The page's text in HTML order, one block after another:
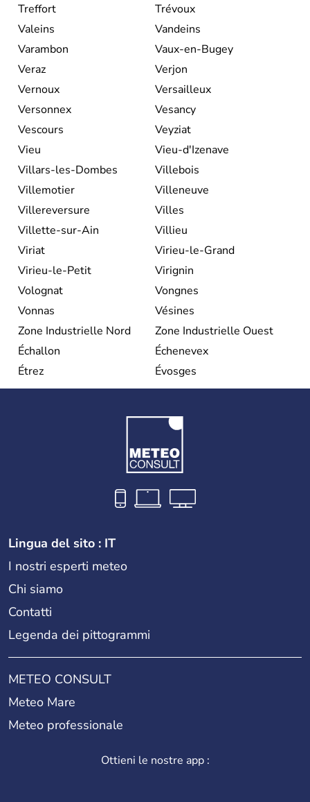
Treffort
Trévoux
Valeins
Vandeins
Varambon
Vaux-en-Bugey
Veraz
Verjon
Vernoux
Versailleux
Versonnex
Vesancy
Vescours
Veyziat
Vieu
Vieu-d'Izenave
Villars-les-Dombes
Villebois
Villemotier
Villeneuve
Villereversure
Villes
Villette-sur-Ain
Villieu
Viriat
Virieu-le-Grand
Virieu-le-Petit
Virignin
Volognat
Vongnes
Vonnas
Vésines
Zone Industrielle Nord
Zone Industrielle Ouest
Échallon
Échenevex
Étrez
Évosges
Lingua del sito : IT
I nostri esperti meteo
Chi siamo
Contatti
Legenda dei pittogrammi
METEO CONSULT
Meteo Mare
Meteo professionale
Ottieni le nostre app :